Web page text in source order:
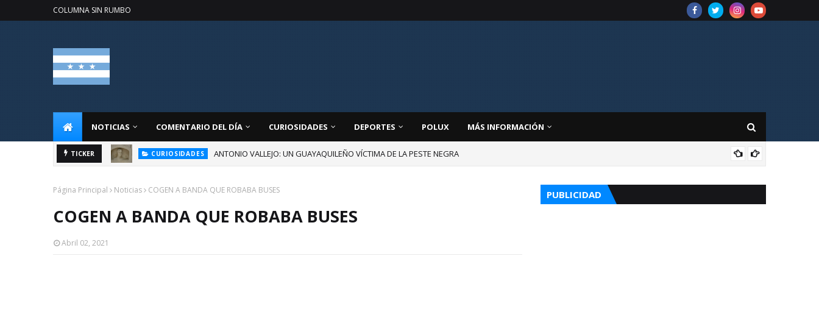
COLUMNA SIN RUMBO
NOTICIAS COMENTARIO DEL DÍA CURIOSIDADES DEPORTES POLUX MÁS INFORMACIÓN
TICKER CURIOSIDADES ANTONIO VALLEJO: UN GUAYAQUILEÑO VÍCTIMA DE LA PESTE NEGRA
Página Principal Noticias COGEN A BANDA QUE ROBABA BUSES
COGEN A BANDA QUE ROBABA BUSES
Abril 02, 2021
PUBLICIDAD